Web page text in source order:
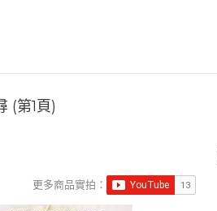
(第1頁)
更多商品實拍：